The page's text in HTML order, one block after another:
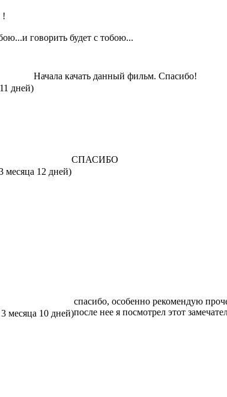
!
говорить будет с тобою...
дней)
Начала качать данный фильм. Спасибо!
месяца 12 дней)
СПАСИБО
3 месяца 10 дней)
спасибо, особенно рекомендую
после нее я посмотрел этот